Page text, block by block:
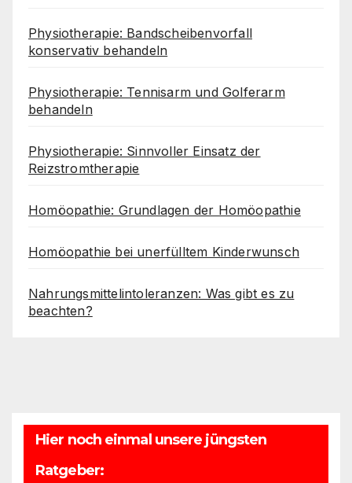
Physiotherapie: Bandscheibenvorfall
konservativ behandeln
Physiotherapie: Tennisarm und Golferarm
behandeln
Physiotherapie: Sinnvoller Einsatz der
Reizstromtherapie
Homöopathie: Grundlagen der Homöopathie
Homöopathie bei unerfülltem Kinderwunsch
Nahrungsmittelintoleranzen: Was gibt es zu
beachten?
Hier noch einmal unsere jüngsten
Ratgeber: